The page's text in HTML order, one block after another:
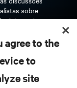
sobre
data center.
agree to the
to
site